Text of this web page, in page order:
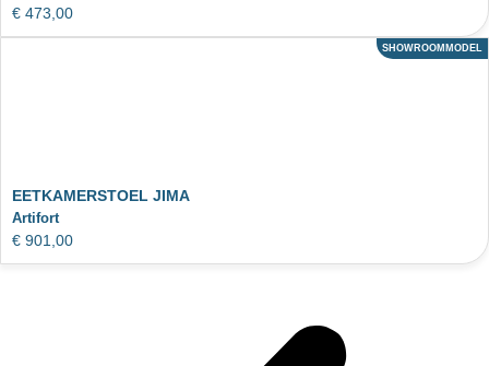
€ 473,00
ACTIE
SHOWROOMMODEL
EETKAMERSTOEL JIMA
Artifort
€ 901,00